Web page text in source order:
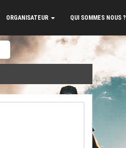
ORGANISATEUR QUI SOMMES NOUS ?